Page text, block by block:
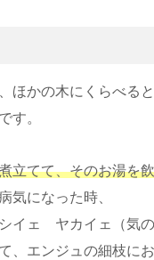
ほかの木にくらべる
す。
立てて、そのお湯を
気になった時、
イェ ヤカイェ（気の
、エンジュの細枝に